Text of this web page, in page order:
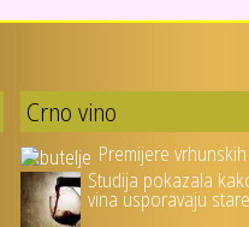
Crno vino
Premijere
Studija pokazala
vina usporavaju